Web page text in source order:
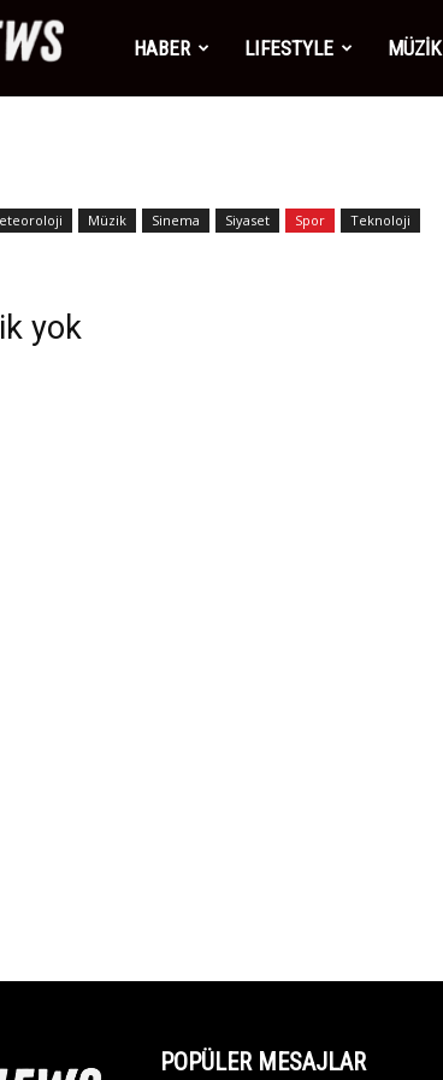
Number1HABER LIFESTYLE MÜZİK
Müzik Sinema Siyaset Spor Teknoloji
yok
POPÜLER MESAJLAR